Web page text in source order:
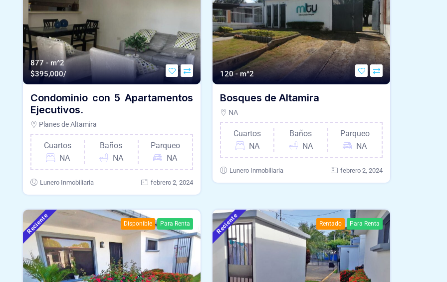
877 - m^2
$395,000/
Condominio con 5 Apartamentos
Ejecutivos.
Planes de Altamira
Cuartos
NA
Baños
NA
Parqueo
NA
Lunero Inmobiliaria febrero 2, 2024
120 - m^2
Bosques de Altamira
NA
Cuartos
NA
Baños
NA
Parqueo
NA
Lunero Inmobiliaria febrero 2, 2024
Reciente Disponible Para Renta Reciente Rentado Para Renta